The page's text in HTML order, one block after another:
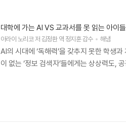
대학에 가는 AI VS 교과서를 못 읽는 아이들
아라이 노리코저김정환역 정지훈감수 해냄
AI의 시대에 ‘독해력’을 갖추지 못한 학생
이 없는 ‘정보 검색자’들에게는 상상력도,